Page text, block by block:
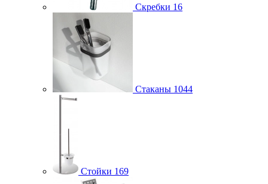
Скребки 16
Стаканы 1044
Стойки 169